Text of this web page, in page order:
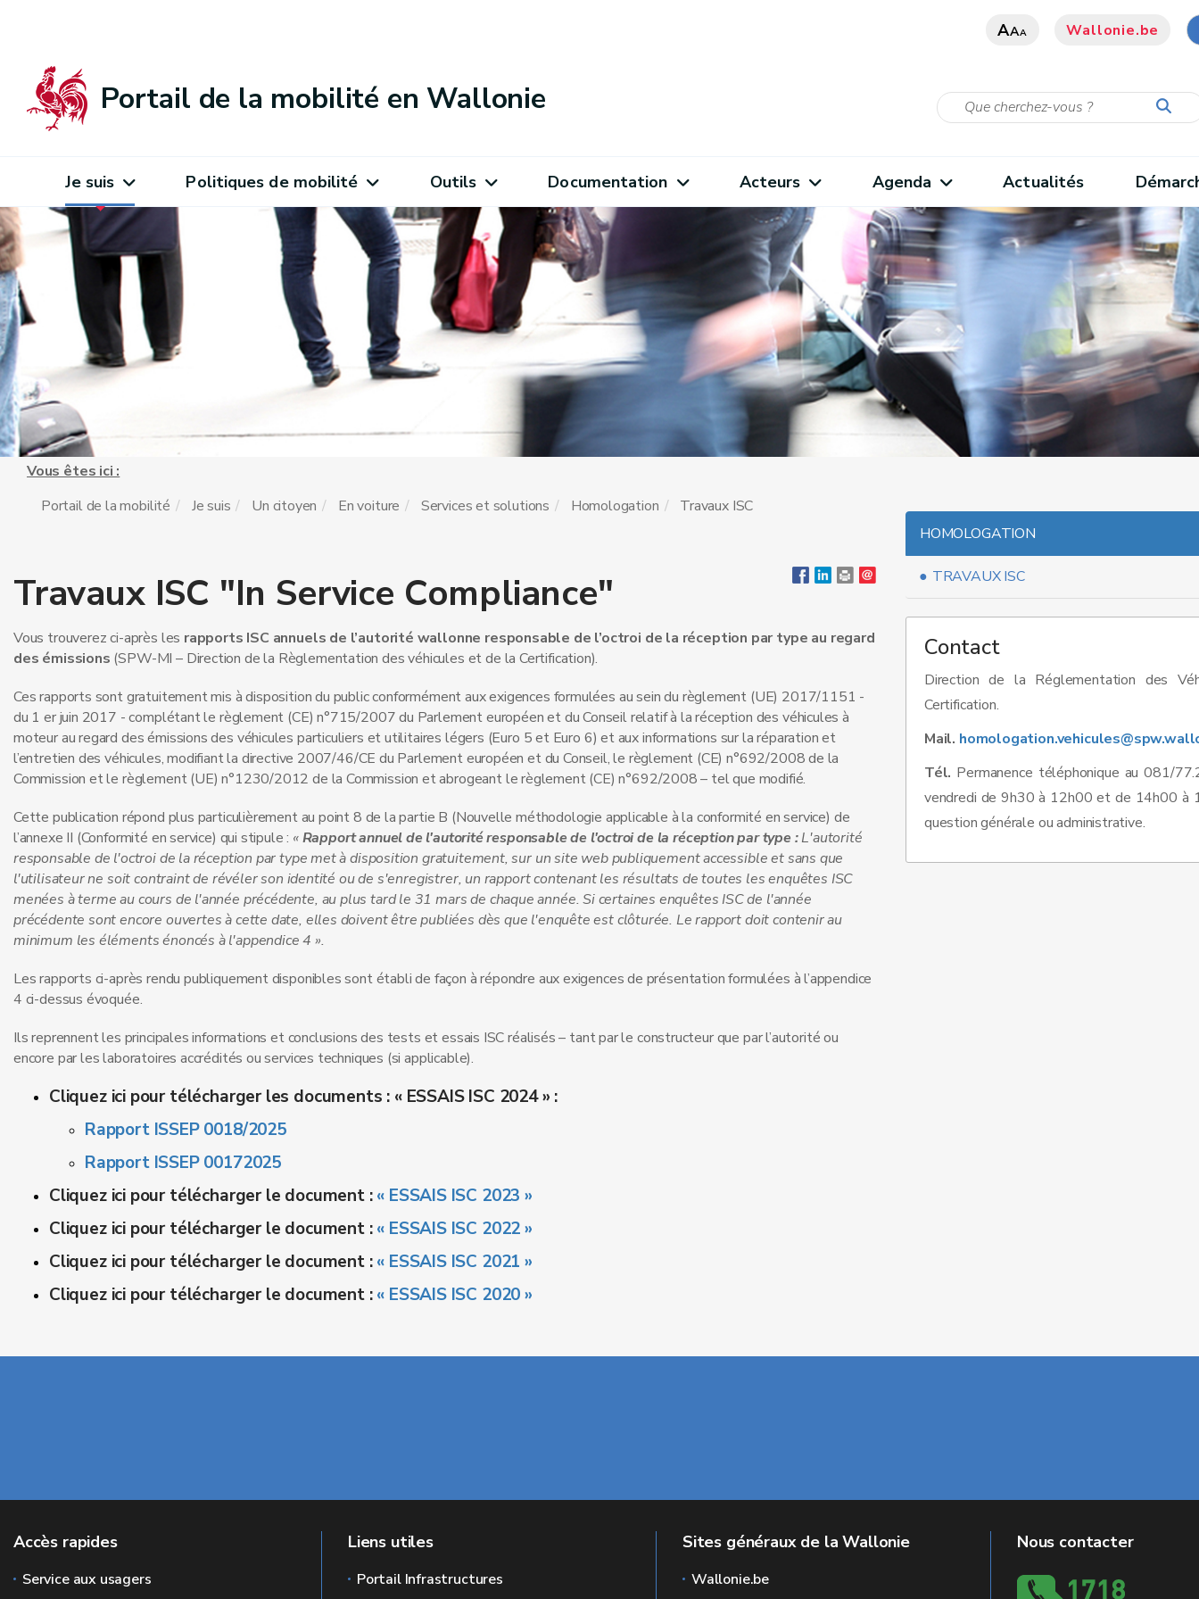
AAA Wallonie.be
Portail de la mobilité en Wallonie
Je suis Politiques de mobilité Outils Documentation Acteurs Agenda Actualités
Vous êtes ici :
Portail de la mobilité
Je suis Un citoyen En voiture Services et solutions Homologation Travaux ISC
Travaux ISC "In Service Compliance"
Vous trouverez ci-après les rapports ISC annuels de l’autorité wallonne responsable de l’octroi de la réception par type au regard
des émissions (SPW-MI – Direction de la Règlementation des véhicules et de la Certification).
Ces rapports sont gratuitement mis à disposition du public conformément aux exigences formulées au sein du règlement (UE) 2017/1151 -
du 1 er juin 2017 - complétant le règlement (CE) n°715/2007 du Parlement européen et du Conseil relatif à la réception des véhicules à
moteur au regard des émissions des véhicules particuliers et utilitaires légers (Euro 5 et Euro 6) et aux informations sur la réparation et
l’entretien des véhicules, modifiant la directive 2007/46/CE du Parlement européen et du Conseil, le règlement (CE) n°692/2008 de la
Commission et le règlement (UE) n°1230/2012 de la Commission et abrogeant le règlement (CE) n°692/2008 – tel que modifié.
Cette publication répond plus particulièrement au point 8 de la partie B (Nouvelle méthodologie applicable à la conformité en service) de
l’annexe II (Conformité en service) qui stipule : «Rapport annuel de l'autorité responsable de l'octroi de la réception par type :L'autorité
responsable de l'octroi de la réception par type met à disposition gratuitement, sur un site web publiquement accessible et sans que
l'utilisateur ne soit contraint de révéler son identité ou de s'enregistrer, un rapport contenant les résultats de toutes les enquêtes ISC
menées à terme au cours de l'année précédente, au plus tard le 31 mars de chaque année. Si certaines enquêtes ISC de l'année
précédente sont encore ouvertes à cette date, elles doivent être publiées dès que l'enquête est clôturée. Le rapport doit contenir au
minimum les éléments énoncés à l'appendice 4 ».
Les rapports ci-après rendu publiquement disponibles sont établi de façon à répondre aux exigences de présentation formulées à l’appendice
4 ci-dessus évoquée.
Ils reprennent les principales informations et conclusions des tests et essais ISC réalisés – tant par le constructeur que par l’autorité ou
encore par les laboratoires accrédités ou services techniques (si applicable).
Cliquez ici pour télécharger les documents : « ESSAIS ISC 2024 » :
Rapport ISSEP 0018/2025
Rapport ISSEP 00172025
Cliquez ici pour télécharger le document :« ESSAIS ISC 2023 »
Cliquez ici pour télécharger le document :« ESSAIS ISC 2022 »
Cliquez ici pour télécharger le document :« ESSAIS ISC 2021 »
Cliquez ici pour télécharger le document :« ESSAIS ISC 2020 »
HOMOLOGATION
TRAVAUX ISC
Contact
Direction de la Réglementation des
Certification.
Mail.
Tél. Permanence téléphonique au 081/
vendredi de 9h30 à 12h00 et de 14h00 à
question générale ou administrative.
Accès rapides
Service aux usagers
Liens utiles
Portail Infrastructures
Sites généraux de la Wallonie
Wallonie.be
Nous contacter